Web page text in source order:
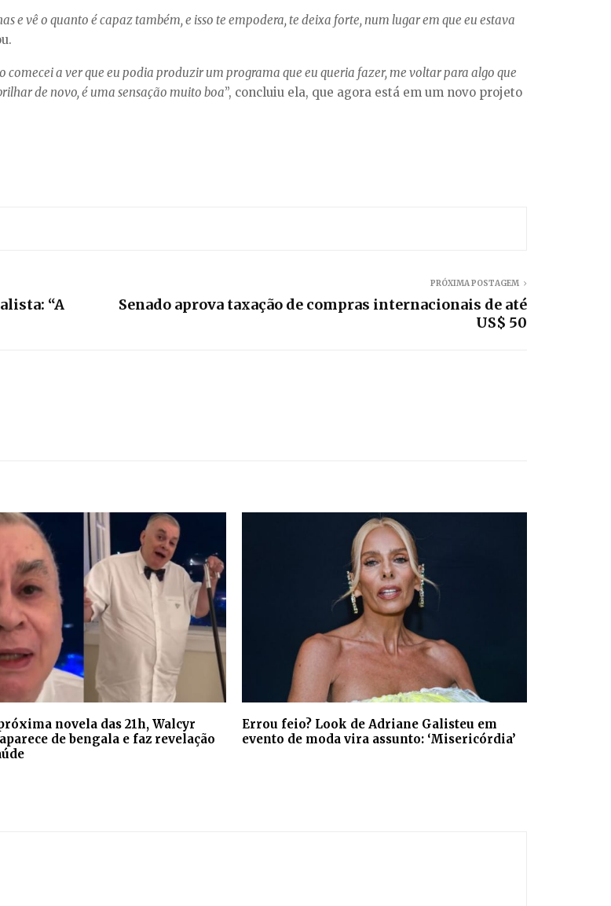
e vê o quanto é capaz também, e isso te empodera, te deixa forte, num lugar em que eu estava
comecei a ver que eu podia produzir um programa que eu queria fazer, me voltar para algo que
de novo, é uma sensação muito boa”, concluiu ela, que agora está em um novo projeto
“A
PRÓXIMA POSTAGEM
Senado aprova taxação de compras internacionais de até
US$ 50
novela das 21h, Walcyr
de bengala e faz revelação
Errou feio? Look de Adriane Galisteu em
evento de moda vira assunto: ‘Misericórdia’